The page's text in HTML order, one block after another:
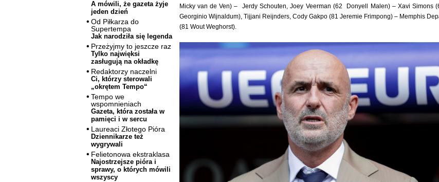
A mówili, że gazeta żyje
jeden dzień
Od Piłkarza do
Supertempa
Jak narodziła się legenda
Przeżyjmy to jeszcze raz
Tylko najwięksi
zasługują na okładkę
Redaktorzy naczelni
Ci, którzy sterowali
„okrętem Tempo“
Tempo we
wspomnieniach
Gazeta, która została w
pamięci i w sercu
Laureaci Złotego Pióra
Dziennikarze też
wygrywali
Felietonowa ekstraklasa
Najostrzejsze pióra i
sprawy, o których mówili
wszyscy
Micky van de Ven) – Jerdy Schouten, Joey Veerman (62 Donyell Malen) – Xavi Simons
Georginio Wijnaldum), Tijjani Reijnders, Cody Gakpo (81 Jeremie Frimpong) – Memphis
(81 Wout Weghorst).